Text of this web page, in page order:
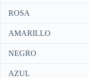
ROSA
AMARILLO
NEGRO
AZUL